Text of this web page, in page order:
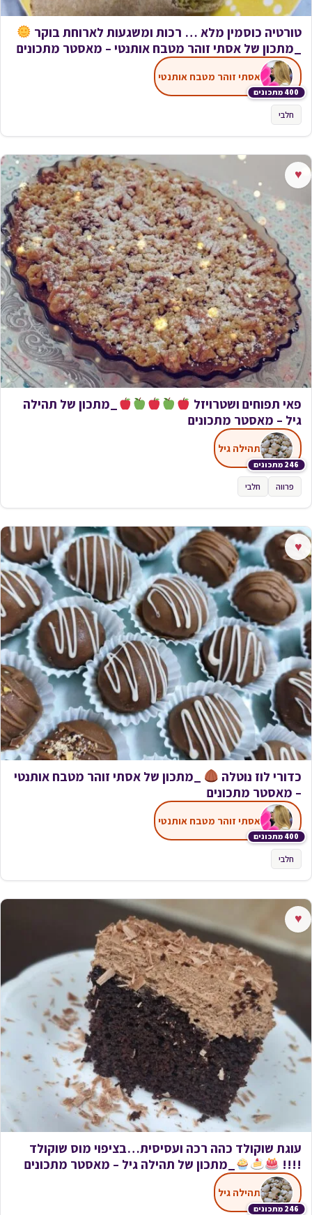
טורטיה כוסמין מלא … רכות ומשגעות לארוחת בוקר
_מתכון של אסתי זוהר מטבח אותנטי – מאסטר מתכונים
400 מתכונים
אסתי זוהר מטבח אותנטי
חלבי
♥
פאי תפוחים ושטרויזל
_מתכון של תהילה
גיל – מאסטר מתכונים
246 מתכונים
תהילה גיל
פרווה חלבי
♥
כדורי לוז נוטלה
_מתכון של אסתי זוהר מטבח אותנטי
– מאסטר מתכונים
400 מתכונים
אסתי זוהר מטבח אותנטי
חלבי
♥
עוגת שוקולד כהה רכה ועסיסית…בציפוי מוס שוקולד
!!!!
_מתכון של תהילה גיל – מאסטר מתכונים
246 מתכונים
תהילה גיל